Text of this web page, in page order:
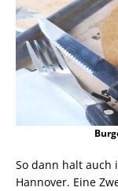
So dann halt auch
Hannover. Eine